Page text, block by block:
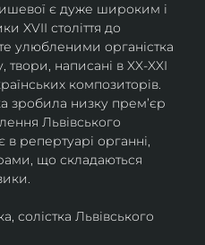
є дуже широким і
XVII століття до
улюбленими органістка
написані в XX-XXI
композиторів.
зробила низку прем’єр
Львівського
в репертуарі органні,
що складаються
солістка Львівського